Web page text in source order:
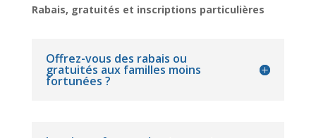
Rabais, gratuités et inscriptions particulières
Offrez-vous des rabais ou
gratuités aux familles moins
fortunées ?